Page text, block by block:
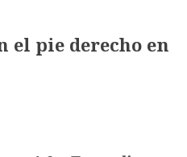
el pie derecho en